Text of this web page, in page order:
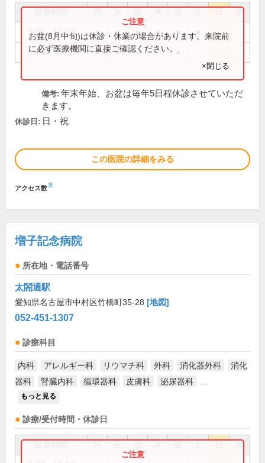
祝
9:00～12:30 ● ● ● ● ●
16:00～18:30 ● ● ●
お盆(8月中旬)は休診・休業の場合があります。来院前
に必ず医療機関に直接ご確認ください。
×閉じる
備考: 年末年始、お盆は毎年5日程休診させていただ
きます。
休診日: 日・祝
この医院の詳細をみる
アクセス数※
増子記念病院
所在地・電話番号
太閤通駅
愛知県名古屋市中村区竹橋町35-28 [地図]
052-451-1307
診療科目
内科 アレルギー科 リウマチ科 外科 消化器外科
消化
器科
腎臓内科 循環器科 皮膚科 泌尿器科
もっと見る
診療/受付時間・休診日
祝